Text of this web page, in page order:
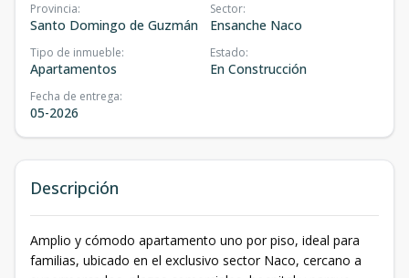
Provincia:
Santo Domingo de Guzmán
Sector:
Ensanche Naco
Tipo de inmueble:
Apartamentos
Estado:
En Construcción
Fecha de entrega:
05-2026
Descripción
Amplio y cómodo apartamento uno por piso, ideal para
familias, ubicado en el exclusivo sector Naco, cercano a